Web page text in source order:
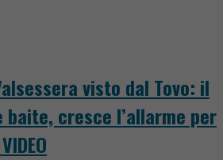
visto dal Tovo: il
cresce l’allarme per